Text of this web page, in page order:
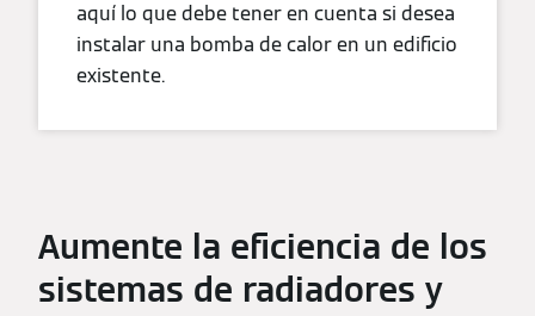
aquí lo que debe tener en cuenta si desea
instalar una bomba de calor en un edificio
existente.
Aumente la eficiencia de los
sistemas de radiadores y